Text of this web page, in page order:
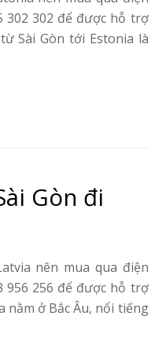
302 302 để được hỗ trợ
Sài Gòn tới Estonia là
Gòn đi
nên mua qua điện
956 256 để được hỗ trợ
nằm ở Bắc Âu, nổi tiếng